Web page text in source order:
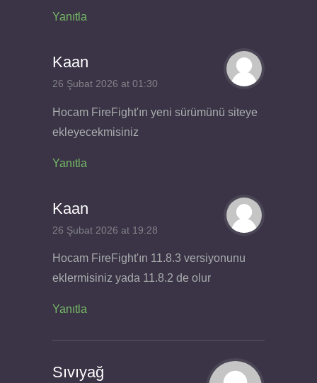
Yanıtla
Kaan
26 Şubat 2026 at 01:30
Hocam FireFight'ın yeni sürümünü siteye
ekleyecekmisiniz
Yanıtla
Kaan
26 Şubat 2026 at 19:28
Hocam FireFight'ın 11.8.3 versiyonunu
eklermisiniz yada 11.8.2 de olur
Yanıtla
Sıvıyağ